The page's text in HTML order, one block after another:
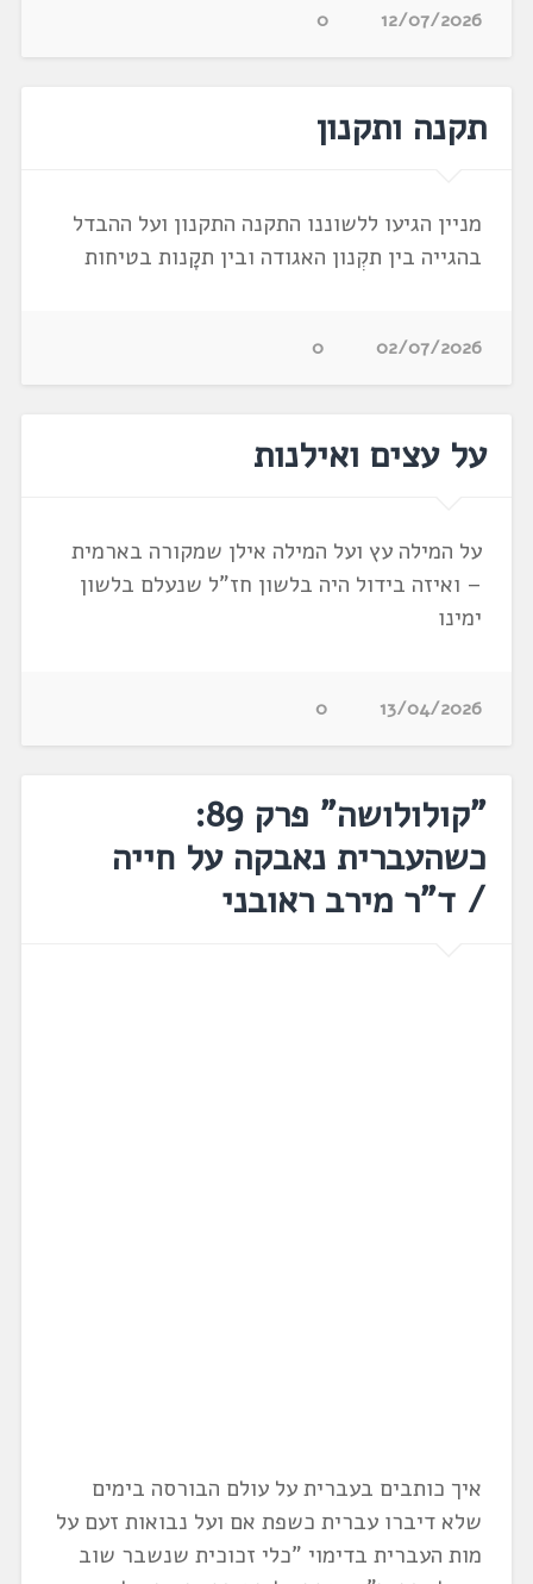
12/07/2026
0
תקנה ותקנון
מניין הגיעו ללשוננו התקנה התקנון ועל ההבדל
בהגייה בין תקְנון האגודה ובין תקָנות בטיחות
02/07/2026
0
על עצים ואילנות
על המילה עץ ועל המילה אילן שמקורה בארמית
– ואיזה בידול היה בלשון חז"ל שנעלם בלשון
ימינו
13/04/2026
0
"קולולושה" פרק 89:
כשהעברית נאבקה על חייה
/ ד"ר מירב ראובני
איך כותבים בעברית על עולם הבורסה בימים
שלא דיברו עברית כשפת אם ועל נבואות זעם על
מות העברית בדימוי "כלי זכוכית שנשבר שוב